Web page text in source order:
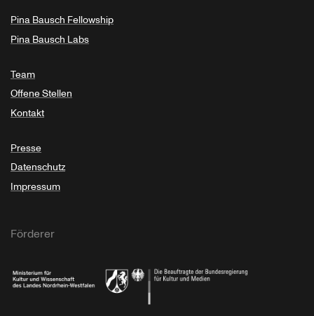
Pina Bausch Fellowship
Pina Bausch Labs
Team
Offene Stellen
Kontakt
Presse
Datenschutz
Impressum
Förderer